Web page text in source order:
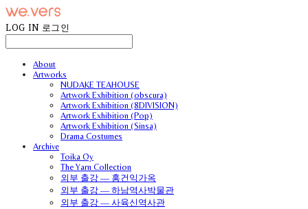
LOG IN 로그인
About
Artworks
NUDAKE TEAHOUSE
Artwork Exhibition (obscura)
Artwork Exhibition (8DIVISION)
Artwork Exhibition (Pop)
Artwork Exhibition (Sinsa)
Drama Costumes
Archive
Toika Oy
The Yarn Collection
외부 출강 — 홍건익가옥
외부 출강 — 하남역사박물관
외부 출강 — 사육신역사관